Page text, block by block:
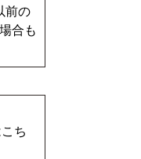
前の
合も
ち